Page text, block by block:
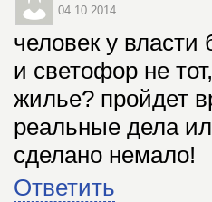
04.10.2014
человек у власти
и светофор не
жилье? пройдет
реальные дела
сделано немало!
Ответить